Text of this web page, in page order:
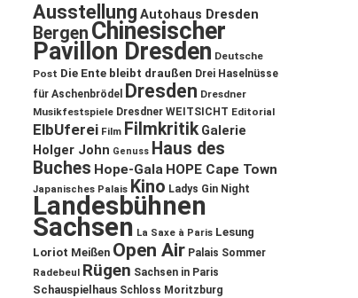
Ausstellung Autohaus Dresden
Bergen Chinesischer
Pavillon Dresden Deutsche
Post Die Ente bleibt draußen Drei Haselnüsse
für Aschenbrödel
Dresden Dresdner
Musikfestspiele Dresdner WEITSICHT Editorial
ElbUferei Film Filmkritik Galerie
Holger John Genuss Haus des
Buches Hope-Gala HOPE Cape Town
Japanisches Palais Kino Ladys Gin Night
Landesbühnen
Sachsen La Saxe à Paris Lesung
Loriot Meißen Open Air Palais Sommer
Radebeul Rügen Sachsen in Paris
Schauspielhaus Schloss Moritzburg